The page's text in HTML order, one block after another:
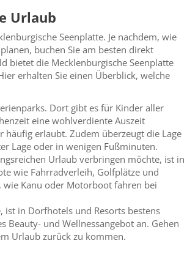
Urlaub
Seenplatte. Je nachdem, wie
buchen Sie am besten direkt
bietet die Mecklenburgische Seenplatte
erhalten Sie einen Überblick, welche
Dort gibt es für Kinder aller
eine wohlverdiente Auszeit
erlaubt. Zudem überzeugt die Lage
Lage oder in wenigen Fußminuten.
Urlaub verbringen möchte, ist in
wie Fahrradverleih, Golfplätze und
wie Kanu oder Motorboot fahren bei
ist in Dorfhotels und Resorts bestens
Beauty- und Wellnessangebot an. Gehen
Urlaub zurück zu kommen.